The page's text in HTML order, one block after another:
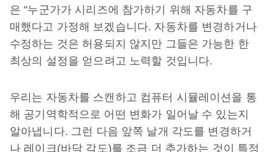
은 "누군가가 시리즈에 참가하기 위해 자동차를 구
매했다고 가정해 보겠습니다. 자동차를 변경하거나
수정하는 것은 허용되지 않지만 그들은 가능한 한
최상의 설정을 얻으려고 노력할 것입니다.
우리는 자동차를 스캔하고 컴퓨터 시뮬레이션을 통
해 공기역학적으로 어떤 변화가 일어날 수 있는지
알아냅니다. 그런 다음 앞쪽 날개 각도를 변경하거
나 레이크(바닥 각도)를 조금 더 추가하는 것이 특정